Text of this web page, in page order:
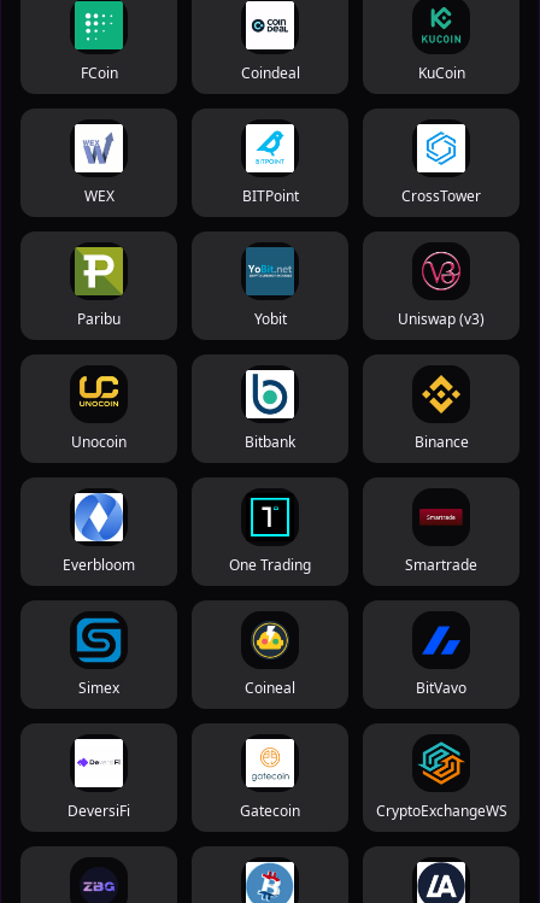
FCoin Coindeal KuCoin
WEX BITPoint CrossTower
Paribu Yobit Uniswap (v3)
Unocoin Bitbank Binance
Everbloom One Trading Smartrade
Simex Coineal BitVavo
DeversiFi Gatecoin CryptoExchangeWS